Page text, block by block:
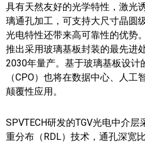
具有天然友好的光学特性，激光
璃通孔加工，可支持大尺寸晶圆
光电特性还带来高可靠性的优势
推出采用玻璃基板封装的最先进
2030年量产。基于玻璃基板设计
（CPO）也将在数据中心、人
颠覆性应用。
SPVTECH研发的TGV光电中介
重分布（RDL）技术，通孔深宽